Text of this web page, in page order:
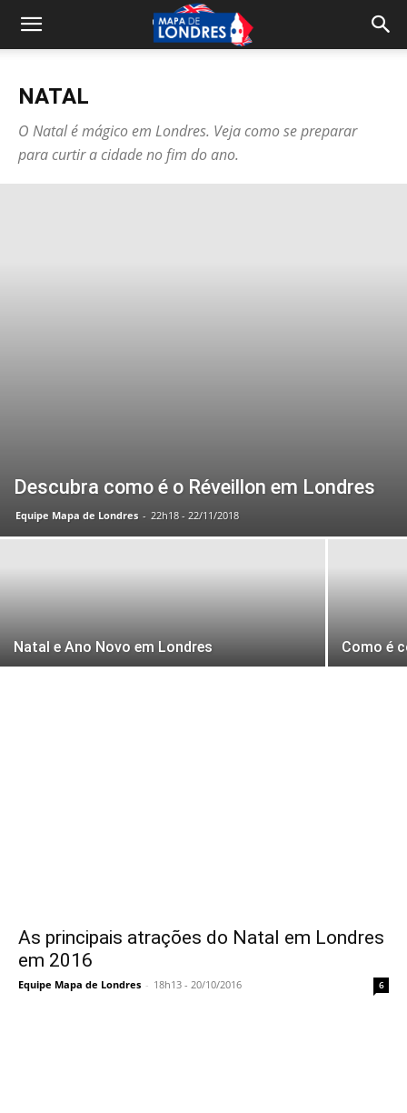
NATAL
O Natal é mágico em Londres. Veja como se preparar
para curtir a cidade no fim do ano.
Descubra como é o Réveillon em Londres
Equipe Mapa de Londres - 22h18 - 22/11/2018
Natal e Ano Novo em Londres Como é
As principais atrações do Natal em Londres
em 2016
Equipe Mapa de Londres - 18h13 - 20/10/2016 6